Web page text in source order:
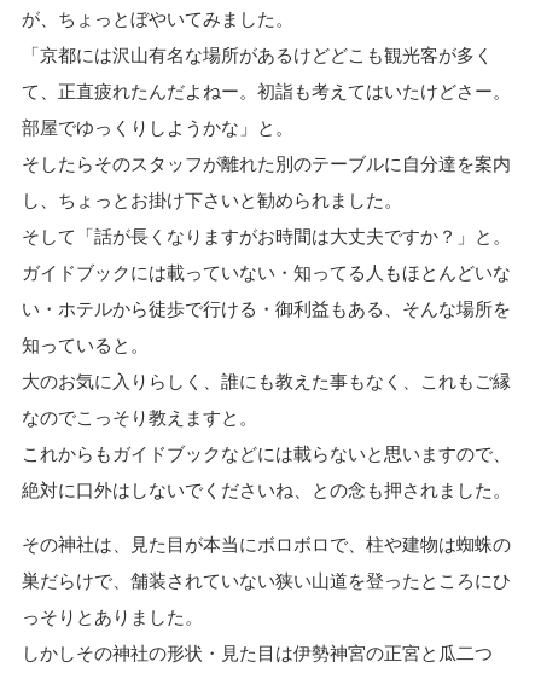
が、ちょっとぼやいてみました。
「京都には沢山有名な場所があるけどどこも観光客が多く
て、正直疲れたんだよねー。初詣も考えてはいたけどさー。
部屋でゆっくりしようかな」と。
そしたらそのスタッフが離れた別のテーブルに自分達を案内
し、ちょっとお掛け下さいと勧められました。
そして「話が長くなりますがお時間は大丈夫ですか？」と。
ガイドブックには載っていない・知ってる人もほとんどいな
い・ホテルから徒歩で行ける・御利益もある、そんな場所を
知っていると。
大のお気に入りらしく、誰にも教えた事もなく、これもご縁
なのでこっそり教えますと。
これからもガイドブックなどには載らないと思いますので、
絶対に口外はしないでくださいね、との念も押されました。
その神社は、見た目が本当にボロボロで、柱や建物は蜘蛛の
巣だらけで、舗装されていない狭い山道を登ったところにひ
っそりとありました。
しかしその神社の形状・見た目は伊勢神宮の正宮と瓜二つ